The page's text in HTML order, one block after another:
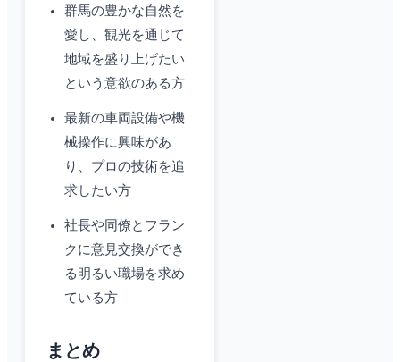
群馬の豊かな自然を
愛し、観光を通じて
地域を盛り上げたい
という意欲のある方
最新の車両設備や機
械操作に興味があ
り、プロの技術を追
求したい方
社長や同僚とフラン
クに意見交換ができ
る明るい職場を求め
ている方
まとめ